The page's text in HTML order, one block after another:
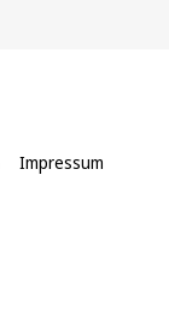
Impressum